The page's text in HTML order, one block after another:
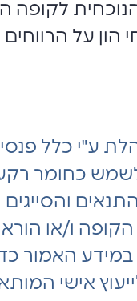
לקופה
הון על
ע"י כלל
כחומר
ו/או
האמור כדי
אישי